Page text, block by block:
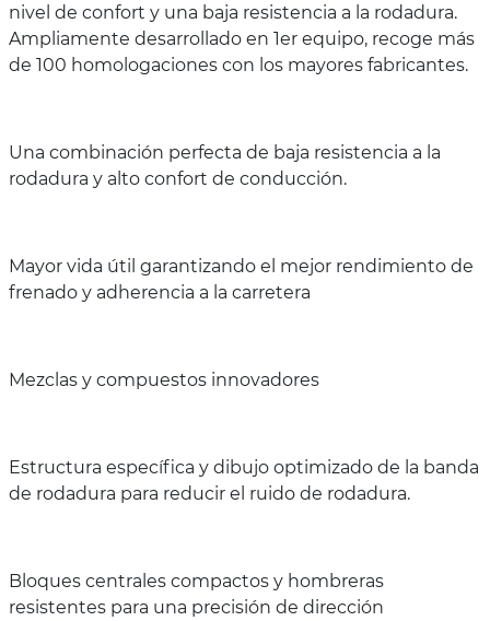
nivel de confort y una baja resistencia a la rodadura.
Ampliamente desarrollado en 1er equipo, recoge más
de 100 homologaciones con los mayores fabricantes.
Una combinación perfecta de baja resistencia a la
rodadura y alto confort de conducción.
Mayor vida útil garantizando el mejor rendimiento de
frenado y adherencia a la carretera
Mezclas y compuestos innovadores
Estructura específica y dibujo optimizado de la banda
de rodadura para reducir el ruido de rodadura.
Bloques centrales compactos y hombreras
resistentes para una precisión de dirección